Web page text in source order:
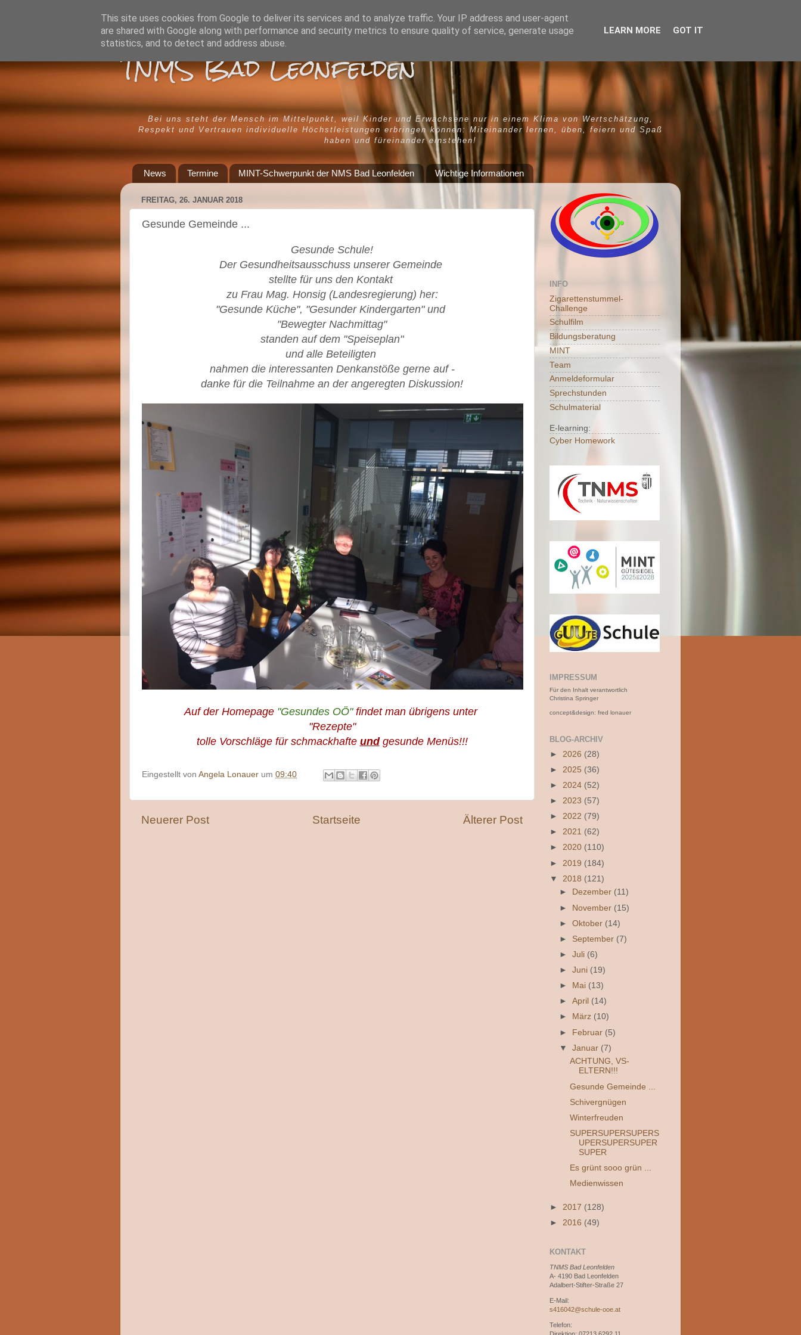
TNMS Bad Leonfelden
Bei uns steht der Mensch im Mittelpunkt, weil Kinder und Erwachsene nur in einem Klima von Wertschätzung,
Respekt und Vertrauen individuelle Höchstleistungen erbringen können: Miteinander lernen, üben, feiern und Spaß
haben und füreinander einstehen!
News Termine MINT-Schwerpunkt der NMS Bad Leonfelden Wichtige Informationen
FREITAG, 26. JANUAR 2018
Gesunde Gemeinde ...
Gesunde Schule!
Der Gesundheitsausschuss unserer Gemeinde
stellte für uns den Kontakt
zu Frau Mag. Honsig (Landesregierung) her:
"Gesunde Küche", "Gesunder Kindergarten" und
"Bewegter Nachmittag"
standen auf dem "Speiseplan"
und alle Beteiligten
nahmen die interessanten Denkanstöße gerne auf -
danke für die Teilnahme an der angeregten Diskussion!
Auf der Homepage "Gesundes OÖ" findet man übrigens unter
"Rezepte"
tolle Vorschläge für schmackhafte und gesunde Menüs!!!
Eingestellt von Angela Lonauer um 09:40
Neuerer Post Älterer Post
Startseite
INFO
Zigarettenstummel-
Challenge
Schulfilm
Bildungsberatung
MINT
Team
Anmeldeformular
Sprechstunden
Schulmaterial
E-learning:
Cyber Homework
IMPRESSUM
Für den Inhalt verantwortlich
Christina Springer
concept&design: fred lonauer
BLOG-ARCHIV
► 2026 (28)
► 2025 (36)
► 2024 (52)
► 2023 (57)
► 2022 (79)
► 2021 (62)
► 2020 (110)
► 2019 (184)
▼ 2018 (121)
►
Dezember (11)
► November (15)
►Oktober (14)
► September (7)
►Juli (6)
►Juni (19)
►
Mai (13)
►April (14)
►
März (10)
► Februar (5)
▼Januar (7)
ACHTUNG, VS-
ELTERN!!!
Gesunde Gemeinde ...
Schivergnügen
Winterfreuden
SUPERSUPERSUPERS
UPERSUPERSUPER
SUPER
Es grünt sooo grün ...
Medienwissen
► 2017 (128)
► 2016 (49)
KONTAKT
TNMS Bad Leonfelden
A- 4190 Bad Leonfelden
Adalbert-Stifter-Straße 27
E-Mail:
s416042@schule-ooe.at
Telefon:
This site uses cookies from Google to deliver its services and to analyze traffic. Your IP address and user-agent
are shared with Google along with performance and security metrics to ensure quality of service, generate usage
statistics, and to detect and address abuse.
LEARN MORE GOT IT